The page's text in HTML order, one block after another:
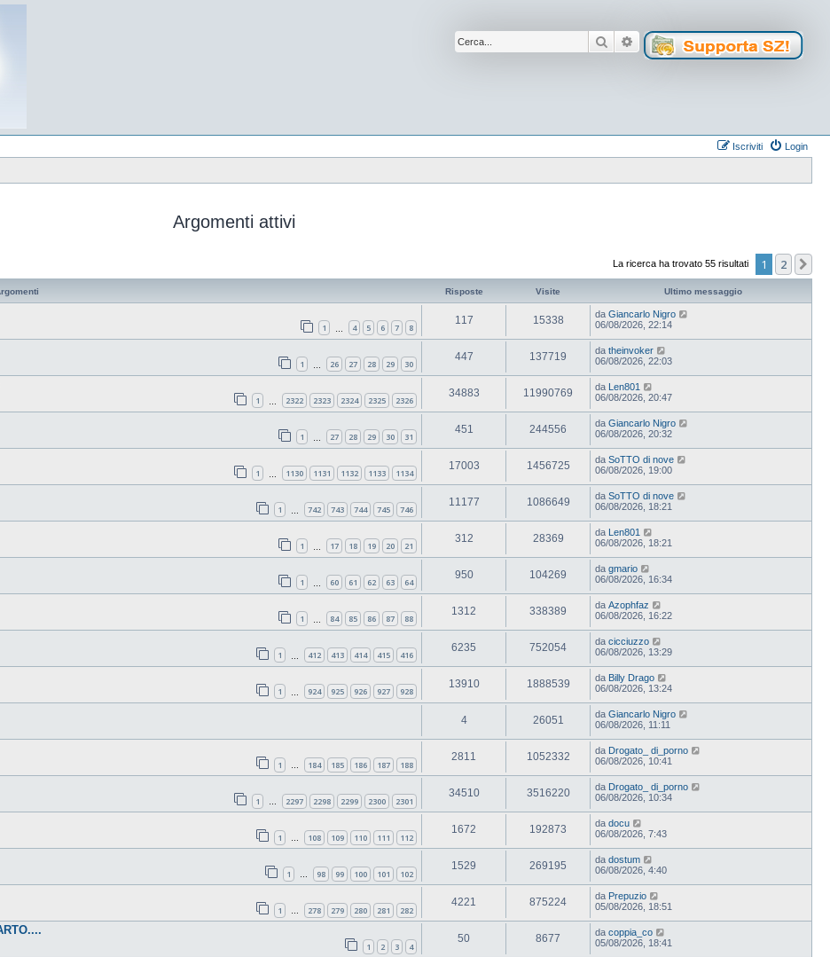
Cerca Ricerca avanzata
Login
Iscriviti
Argomenti attivi
La ricerca ha trovato 55 risultati 1 2
Risposte Visite Ultimo messaggio
1 4 5 6 7 8
117 15338 da Giancarlo Nigro
06/08/2026, 22:14
1 26 27 28 29 30
447 137719 da theinvoker
06/08/2026, 22:03
1 2322 2323 2324 2325 2326
34883 11990769 da Len801
06/08/2026, 20:47
1 27 28 29 30 31
451 244556 da Giancarlo Nigro
06/08/2026, 20:32
1 1130 1131 1132 1133 1134
17003 1456725 da SoTTO di nove
06/08/2026, 19:00
1 742 743 744 745 746
11177 1086649 da SoTTO di nove
06/08/2026, 18:21
1 17 18 19 20 21
312 28369 da Len801
06/08/2026, 18:21
1 60 61 62 63 64
950 104269 da gmario
06/08/2026, 16:34
1 84 85 86 87 88
1312 338389 da Azophfaz
06/08/2026, 16:22
1 412 413 414 415 416
6235 752054 da cicciuzzo
06/08/2026, 13:29
1 924 925 926 927 928
13910 1888539 da Billy Drago
06/08/2026, 13:24
4 26051 da Giancarlo Nigro
06/08/2026, 11:11
1 184 185 186 187 188
2811 1052332 da Drogato_ di_porno
06/08/2026, 10:41
1 2297 2298 2299 2300 2301
34510 3516220 da Drogato_ di_porno
06/08/2026, 10:34
1 108 109 110 111 112
1672 192873 da docu
06/08/2026, 7:43
1 … 98 99 100 101 102
1529 269195 da dostum
06/08/2026, 4:40
1 … 278 279 280 281 282
4221 875224 da Prepuzio
05/08/2026, 18:51
1 2 3 4
50 8677 da coppia_co
05/08/2026, 18:41